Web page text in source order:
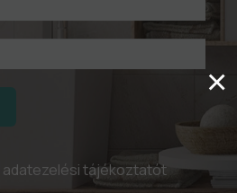
adatezelési tájékoztatót
×